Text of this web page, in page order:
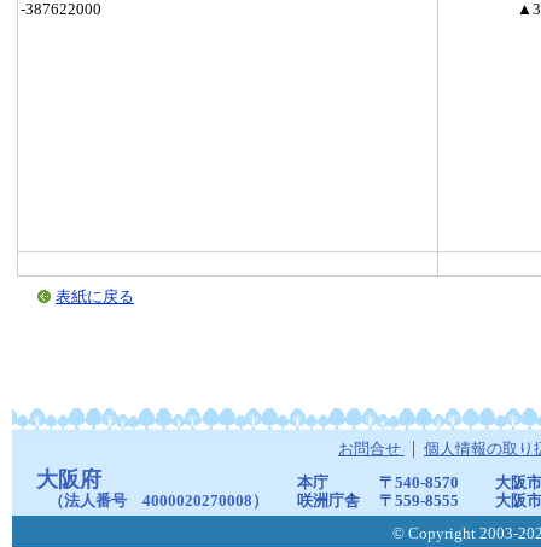
-387622000
表紙に戻る
お問合せ 個人情報の取り
大阪府
（法人番号 4000020270008）
本庁 〒540-8570
大阪
咲洲庁舎
〒559-8555
大阪
© Copyright 2003-